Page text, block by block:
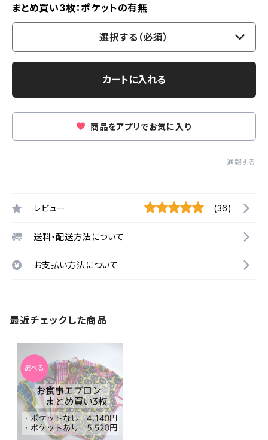
まとめ買い3枚：ポケットの有無
選択する（必須）
カートに入れる
商品をアプリでお気に入り
通報する
レビュー (36)
送料・配送方法について
お支払い方法について
最近チェックした商品